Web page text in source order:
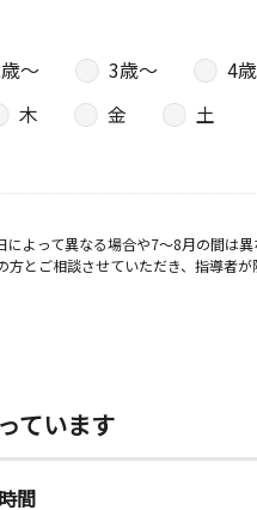
〜 3歳〜 4
木 金
土
よって異なる場合や7～8月の間は異
とご相談させていただき、指導者が
ています
間